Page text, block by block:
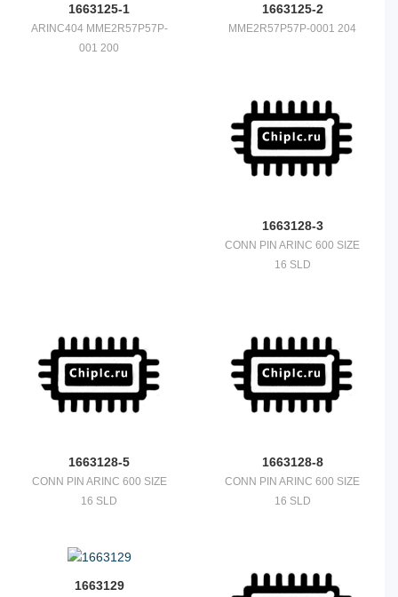
1663125-1
ARINC404 MME2R57P57P-
001 200
1663125-2
MME2R57P57P-0001 204
1663128-3
CONN PIN ARINC 600 SIZE
16 SLD
1663128-5
CONN PIN ARINC 600 SIZE
16 SLD
1663128-8
CONN PIN ARINC 600 SIZE
16 SLD
1663129